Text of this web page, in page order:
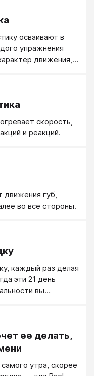
осваивают в
упражнения
движения,
поэтапного
можно
занятия
выполнять во
скорость,
и реакций.
движения губ,
во все стороны.
каждый раз делая
эти 21 день
вы
скорее
собрались и
эта
ее делать,
утра, скорее